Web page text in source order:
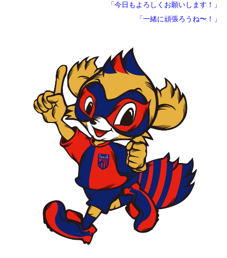
「今日もよろしくお願いします！」
「一緒に頑張ろうね〜！」